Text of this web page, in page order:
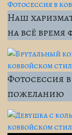
Наш
на всё время
Фотосессия
пожеланию